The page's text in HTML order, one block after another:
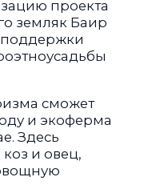
проекта
земляк Баир
сможет
и экоферма
Здесь
и овец,